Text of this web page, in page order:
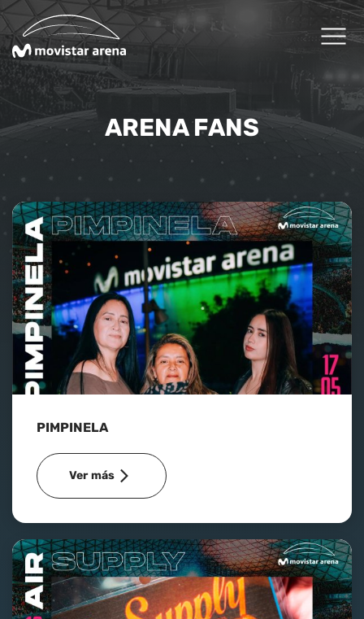
Click acá para ir directamente al contenido
Cartelera
Planifica tu visita
Arena Fans
Arena News
Experiencias Premium
Reservas
Nosotros
Contacto
Club Movistar
Suscríbete
ARENA FANS
PIMPINELA
Ver más